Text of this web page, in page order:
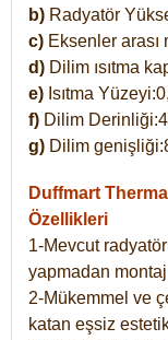
b) Radyatör
c) Eksenler arası
d) Dilim ısıtma
e) Isıtma
f) Dilim
g) Dilim
Duffmart Therma
Özellikleri
1-Mevcut
yapmadan
2-Mükemmel ve
katan eşsiz